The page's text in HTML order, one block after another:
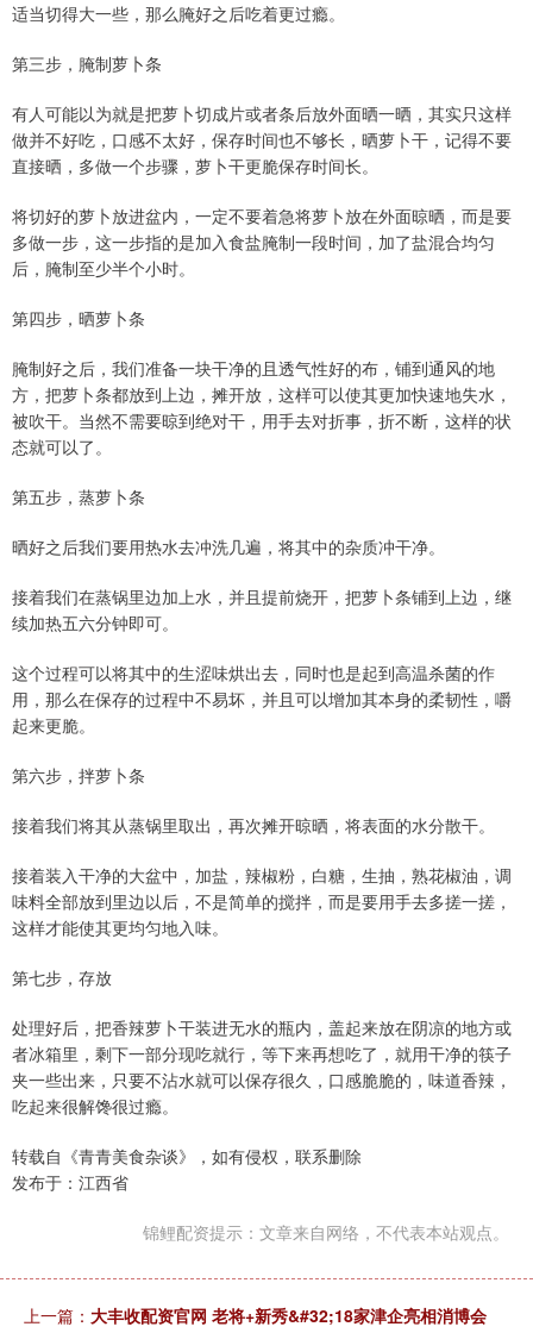
适当切得大一些，那么腌好之后吃着更过瘾。
第三步，腌制萝卜条
有人可能以为就是把萝卜切成片或者条后放外面晒一晒，其实只这样
做并不好吃，口感不太好，保存时间也不够长，晒萝卜干，记得不要
直接晒，多做一个步骤，萝卜干更脆保存时间长。
将切好的萝卜放进盆内，一定不要着急将萝卜放在外面晾晒，而是要
多做一步，这一步指的是加入食盐腌制一段时间，加了盐混合均匀
后，腌制至少半个小时。
第四步，晒萝卜条
腌制好之后，我们准备一块干净的且透气性好的布，铺到通风的地
方，把萝卜条都放到上边，摊开放，这样可以使其更加快速地失水，
被吹干。当然不需要晾到绝对干，用手去对折事，折不断，这样的状
态就可以了。
第五步，蒸萝卜条
晒好之后我们要用热水去冲洗几遍，将其中的杂质冲干净。
接着我们在蒸锅里边加上水，并且提前烧开，把萝卜条铺到上边，继
续加热五六分钟即可。
这个过程可以将其中的生涩味烘出去，同时也是起到高温杀菌的作
用，那么在保存的过程中不易坏，并且可以增加其本身的柔韧性，嚼
起来更脆。
第六步，拌萝卜条
接着我们将其从蒸锅里取出，再次摊开晾晒，将表面的水分散干。
接着装入干净的大盆中，加盐，辣椒粉，白糖，生抽，熟花椒油，调
味料全部放到里边以后，不是简单的搅拌，而是要用手去多搓一搓，
这样才能使其更均匀地入味。
第七步，存放
处理好后，把香辣萝卜干装进无水的瓶内，盖起来放在阴凉的地方或
者冰箱里，剩下一部分现吃就行，等下来再想吃了，就用干净的筷子
夹一些出来，只要不沾水就可以保存很久，口感脆脆的，味道香辣，
吃起来很解馋很过瘾。
转载自《青青美食杂谈》，如有侵权，联系删除
发布于：江西省
锦鲤配资提示：文章来自网络，不代表本站观点。
上一篇： 大丰收配资官网 老将+新秀&#32;18家津企亮相消博会